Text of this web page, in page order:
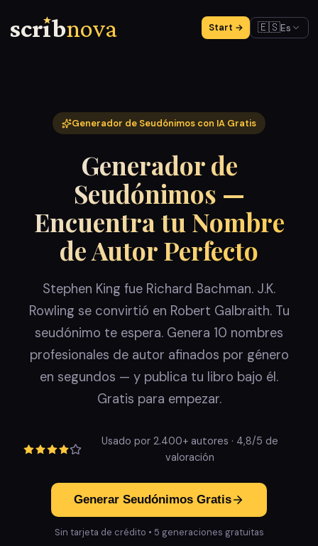
scrıbnova Start → 🇪🇸Es
Generador de Seudónimos con IA Gratis
Generador de
Seudónimos —
Encuentra tu Nombre
de Autor Perfecto
Stephen King fue Richard Bachman. J.K.
Rowling se convirtió en Robert Galbraith. Tu
seudónimo te espera. Genera 10 nombres
profesionales de autor afinados por género
en segundos — y publica tu libro bajo él.
Gratis para empezar.
Usado por 2.400+ autores · 4,8/5 de
valoración
Generar Seudónimos Gratis
Sin tarjeta de crédito • 5 generaciones gratuitas